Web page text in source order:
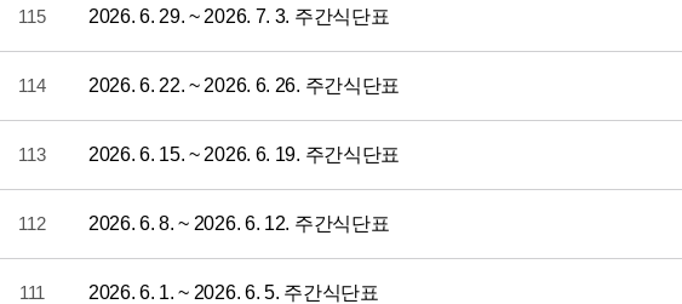
115 2026. 6. 29. ~ 2026. 7. 3. 주간식단표
114 2026. 6. 22. ~ 2026. 6. 26. 주간식단표
113 2026. 6. 15. ~ 2026. 6. 19. 주간식단표
112 2026. 6. 8. ~ 2026. 6. 12. 주간식단표
111 2026. 6. 1. ~ 2026. 6. 5. 주간식단표